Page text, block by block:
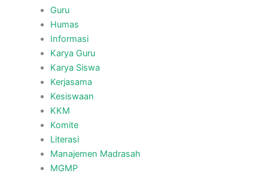
Guru
Humas
Informasi
Karya Guru
Karya Siswa
Kerjasama
Kesiswaan
KKM
Komite
Literasi
Manajemen Madrasah
MGMP